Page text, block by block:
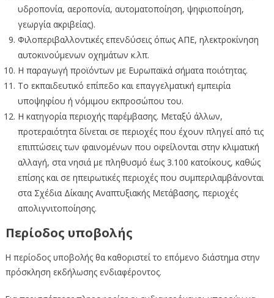
υδροπονία, αεροπονία, αυτοματοποίηση, ψηφιοποίηση,
γεωργία ακριβείας).
Φιλοπεριβαλλοντικές επενδύσεις όπως ΑΠΕ, ηλεκτροκίνηση
αυτοκινούμενων οχημάτων κ.λπ.
Η παραγωγή προϊόντων με Ευρωπαϊκά σήματα ποιότητας.
Το εκπαιδευτικό επίπεδο και επαγγελματική εμπειρία
υποψηφίου ή νόμιμου εκπροσώπου του.
Η κατηγορία περιοχής παρέμβασης. Μεταξύ άλλων,
προτεραιότητα δίνεται σε περιοχές που έχουν πληγεί από τις
επιπτώσεις των φαινομένων που οφείλονται στην κλιματική
αλλαγή, στα νησιά με πληθυσμό έως 3.100 κατοίκους, καθώς
επίσης και σε ηπειρωτικές περιοχές που συμπεριλαμβάνονται
στα Σχέδια Δίκαιης Αναπτυξιακής Μετάβασης, περιοχές
απολιγνιτοποίησης.
Περίοδος υποβολής
Η περίοδος υποβολής θα καθοριστεί το επόμενο διάστημα στην
πρόσκληση εκδήλωσης ενδιαφέροντος.